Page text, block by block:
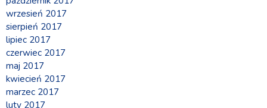
wrzesień 2017
sierpień 2017
lipiec 2017
czerwiec 2017
maj 2017
kwiecień 2017
marzec 2017
luty 2017